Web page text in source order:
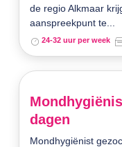
de regio Alkmaar
aanspreekpunt te...
24-32 uur per week
dagen
Mondhygiënist